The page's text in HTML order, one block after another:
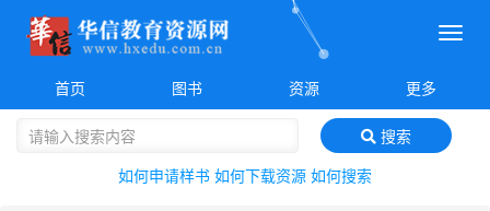
菜
首页
图书 资源 更多
搜索
如何申请样书 如何下载资源 如何搜索